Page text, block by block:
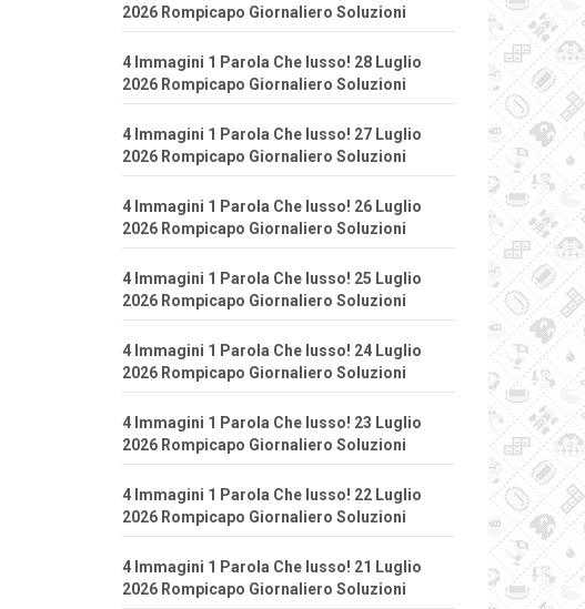
2026 Rompicapo Giornaliero Soluzioni
4 Immagini 1 Parola Che lusso! 28 Luglio
2026 Rompicapo Giornaliero Soluzioni
4 Immagini 1 Parola Che lusso! 27 Luglio
2026 Rompicapo Giornaliero Soluzioni
4 Immagini 1 Parola Che lusso! 26 Luglio
2026 Rompicapo Giornaliero Soluzioni
4 Immagini 1 Parola Che lusso! 25 Luglio
2026 Rompicapo Giornaliero Soluzioni
4 Immagini 1 Parola Che lusso! 24 Luglio
2026 Rompicapo Giornaliero Soluzioni
4 Immagini 1 Parola Che lusso! 23 Luglio
2026 Rompicapo Giornaliero Soluzioni
4 Immagini 1 Parola Che lusso! 22 Luglio
2026 Rompicapo Giornaliero Soluzioni
4 Immagini 1 Parola Che lusso! 21 Luglio
2026 Rompicapo Giornaliero Soluzioni